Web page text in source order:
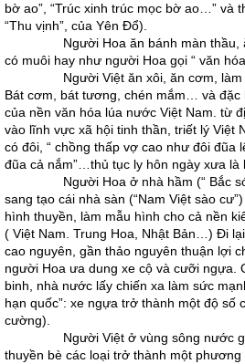
bờ ao”, “Trúc xinh trúc mọc bờ ao…” và
“Thu vịnh”, của Yên Đổ).
Người Hoa ăn bánh màn thầu, ăn
có muôi hay như người Hoa gọi “ văn hóa
Người Việt ăn xôi, ăn cơm, làm
Bát cơm, bát tương, chén mắm… và đặc
của nền văn hóa lúa nước Việt Nam. từ
vào lĩnh vực xã hội tinh thần, triết lý Việt
có đôi, “ chồng thấp vợ cao như đôi đũa
đũa cả nắm”…thủ tục ly hôn ngày xưa
Người Hoa ở nhà hầm (“ Bắc sóc
sang tạo cái nhà sàn (“Nam Việt sào
hình thuyền, làm mẫu hình cho cả nền
( Việt Nam. Trung Hoa, Nhật Bản…) Đi
cao nguyên, gần thảo nguyên thuận lợi
người Hoa ưa dung xe cộ và cưỡi ngựa.
binh, nhà nước lấy chiến xa làm sức
hạn quốc”: xe ngựa trở thành một độ số
cường).
Người Việt ở vùng sông nước găn
thuyền bè các loại trở thành một